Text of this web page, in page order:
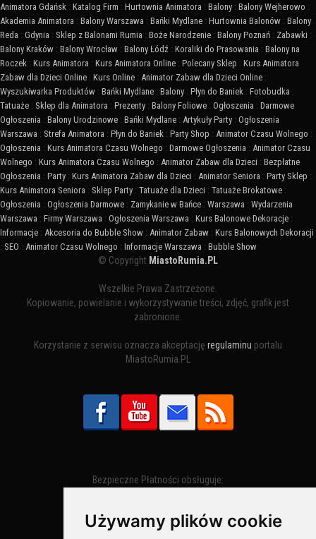
Używamy plików cookie
Animatora Gdańsk : Katalog Firm : Hurtownia Animatora : Balony : Balony Wejherowo :
Akademia Animatora : Balony Warszawa : Bańki Mydlane : Hurtownia Balonów : Balony
Reda : Gdynia : Sklep z Balonami Rumia : Boże Narodzenie : Balony Poznań : Zabawki :
Balony Kraków : Balony Wrocław : Balony Łódź : Koraliki do Prasowania : Balony na
Roczek : Kurs Animatora : Kurs Animatora Online : Polecany Sklep : Kurs Animatora
Zabaw dla Dzieci Online : Kurs Online : Animator Zabaw dla Dzieci Online :
Wyszukiwarka Produktów : Bańki Mydlane : Balony : Płyn do Baniek : Fotobudka :
Tatuaże : Sklep dla Animatora : Prezenty : Balony Foliowe : Ogłoszenia : Darmowe
Ogłoszenia : Balony Urodzinowe : Bańki Mydlane : Artykuły Party : Ogłoszenia
Warszawa : Strefa Animatora : Płyn do Baniek : Party Shop : Animator Czasu Wolnego :
Ogłoszenia : Kurs Animatora Czasu Wolnego : Darmowe Ogłoszenia : Animator Czasu
Wolnego : Kurs Animatora Czasu Wolnego : Animator Zabaw dla Dzieci : Bezpłatne
Ogłoszenia : Party : Kurs Animatora Zabaw dla Dzieci : Animator Seniora : Party Sklep :
Kurs Animatora Seniora : Sklep Party : Tatuaże dla Dzieci : Tatuaże Brokatowe :
Ogłoszenia : Ogłoszenia Darmowe : Zamykanie w Bańce : Warszawa : Wydarzenia
Warszawa : Firmy Warszawa : Ogłoszenia Warszawa : Kurs Balonowe Dekoracje :
Informacje : Akcesoria do Bubble Show : Animator Zabaw : Kurs Balonowych Dekoracji
: SEO : Animator Czasu Wolnego : Informacje Warszawa : Bubble Show
© Copyright MiastoRumia.PL
Wszelkie Prawa Zastrzeżone.
Kopiowanie, powielanie i wykorzystywanie treści, zdjęć, grafik jest
zabronione.
Korzystanie z serwisu oznacza akceptację regulaminu portalu
MiastoRumia.PL
Bezpieczne Płatności obsługuje: